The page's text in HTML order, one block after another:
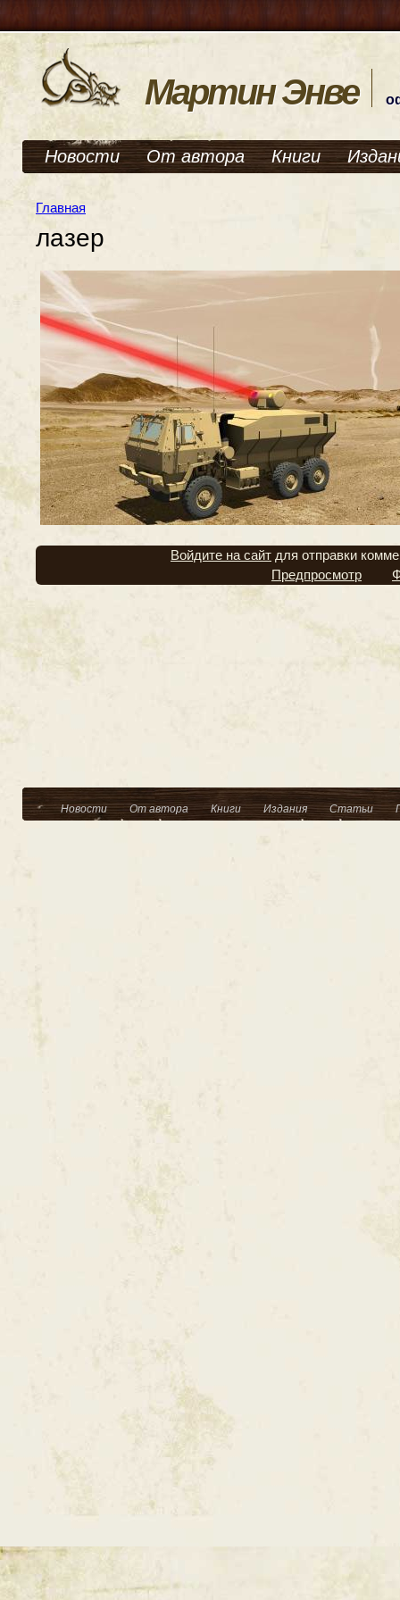
Мартин Энве
Новости От автора Книги
Главная
лазер
Войдите на сайт для отправки
Предпросмотр
Новости От автора Книги Издания Статьи